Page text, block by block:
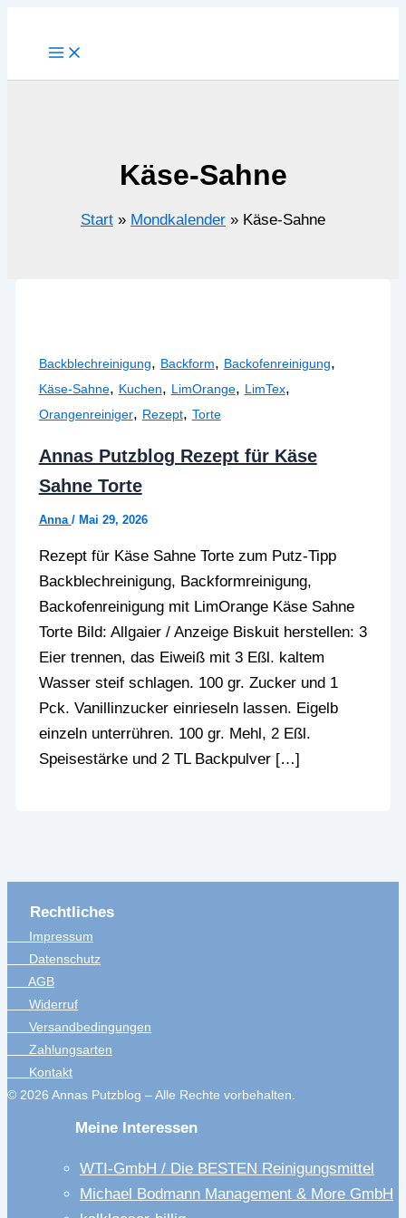
Käse-Sahne
Start Mondkalender Käse-Sahne
Backblechreinigung, Backform, Backofenreinigung,
Käse-Sahne, Kuchen, LimOrange, LimTex,
Orangenreiniger, Rezept, Torte
Annas Putzblog Rezept für Käse
Sahne Torte
Anna / Mai 29, 2026
Rezept für Käse Sahne Torte zum Putz-Tipp
Backblechreinigung, Backformreinigung,
Backofenreinigung mit LimOrange Käse Sahne
Torte Bild: Allgaier / Anzeige Biskuit herstellen: 3
Eier trennen, das Eiweiß mit 3 Eßl. kaltem
Wasser steif schlagen. 100 gr. Zucker und 1
Pck. Vanillinzucker einrieseln lassen. Eigelb
einzeln unterrühren. 100 gr. Mehl, 2 Eßl.
Speisestärke und 2 TL Backpulver […]
Rechtliches
Impressum
Datenschutz
AGB
Widerruf
Versandbedingungen
Zahlungsarten
Kontakt
© 2026 Annas Putzblog – Alle Rechte vorbehalten.
Meine Interessen
WTI-GmbH / Die BESTEN Reinigungsmittel
Michael Bodmann Management & More GmbH